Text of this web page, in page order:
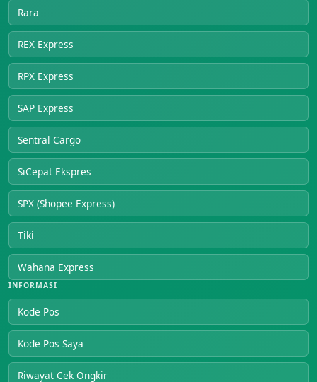
Rara
REX Express
RPX Express
SAP Express
Sentral Cargo
SiCepat Ekspres
SPX (Shopee Express)
Tiki
Wahana Express
INFORMASI
Kode Pos
Kode Pos Saya
Riwayat Cek Ongkir